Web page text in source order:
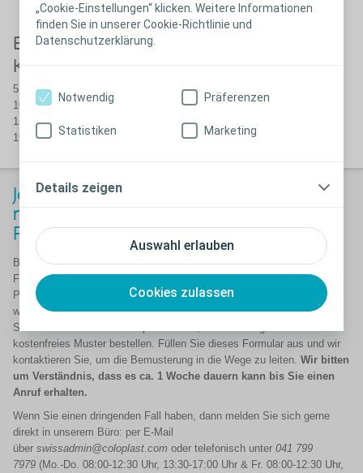
„Cookie-Einstellungen“ klicken. Weitere Informationen
finden Sie in unserer Cookie-Richtlinie und
Datenschutzerklärung.
Auswahl erlauben
Cookies zulassen
Notwendig Präferenzen
Statistiken Marketing
Details zeigen
Biatain Fiber,
Kompresse
5 x 5 cm
10 x 10 cm
15 x 15 cm
19 x 25 cm
2.5 x 46 cm
Jetzt kostenfrei Muster anfordern! Wir
rufen Sie zur Klärung der Grössen &
Formen an.
Bitte beachten Sie, dass wir Produktmuster nur an medizinische
Fachpersonen versenden können. Daher müssen wir vor Versand von
Produktmustern immer die Besteller verifizieren. Aus diesem Grund
werden wir unstelefonisch mit Ihnen in Verbindungsetzen. Wenn
Sie eine medizinische Fachperson sind, können Sie ganz einfach ein
kostenfreies Muster bestellen. Füllen Sie dieses Formular aus und wir
kontaktieren Sie, um die Bemusterung in die Wege zu leiten. Wir bitten
um Verständnis, dass es ca. 1 Woche dauern kann bis Sie einen
Anruf erhalten.
Wenn Sie einen dringenden Fall haben, dann melden Sie sich gerne
direkt in unserem Büro: per E-Mail
über swissadmin@coloplast.com oder telefonisch unter 041 799
7979 (Mo.-Do. 08:00-12:30 Uhr, 13:30-17:00 Uhr & Fr. 08:00-12:30 Uhr,